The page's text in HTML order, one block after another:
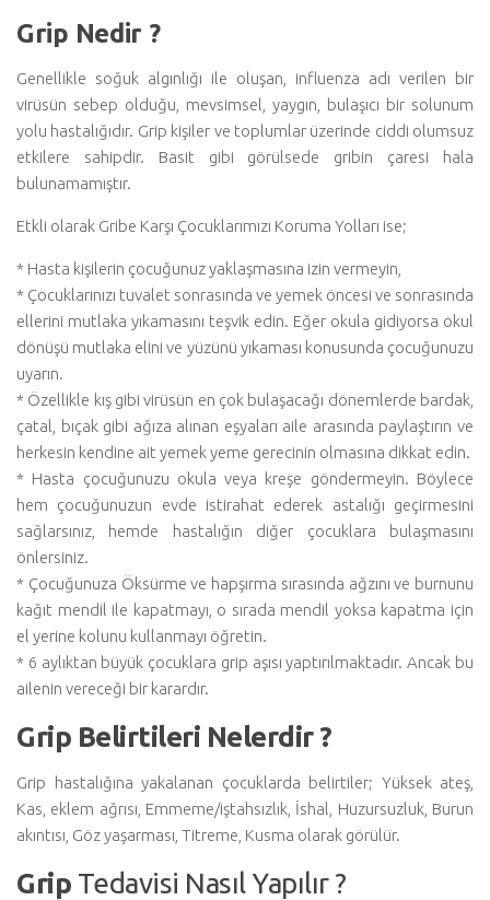
Grip Nedir ?
Genellikle soğuk algınlığı ile oluşan, influenza adı verilen bir
virüsün sebep olduğu, mevsimsel, yaygın, bulaşıcı bir solunum
yolu hastalığıdır. Grip kişiler ve toplumlar üzerinde ciddi olumsuz
etkilere sahipdir. Basit gibi görülsede gribin çaresi hala
bulunamamıştır.
Etkli olarak Gribe Karşı Çocuklarımızı Koruma Yolları ise;
* Hasta kişilerin çocuğunuz yaklaşmasına izin vermeyin,
* Çocuklarınızı tuvalet sonrasında ve yemek öncesi ve sonrasında
ellerini mutlaka yıkamasını teşvik edin. Eğer okula gidiyorsa okul
dönüşü mutlaka elini ve yüzünü yıkaması konusunda çocuğunuzu
uyarın.
* Özellikle kış gibi virüsün en çok bulaşacağı dönemlerde bardak,
çatal, bıçak gibi ağıza alınan eşyaları aile arasında paylaştırın ve
herkesin kendine ait yemek yeme gerecinin olmasına dikkat edin.
* Hasta çocuğunuzu okula veya kreşe göndermeyin. Böylece
hem çocuğunuzun evde istirahat ederek astalığı geçirmesini
sağlarsınız, hemde hastalığın diğer çocuklara bulaşmasını
önlersiniz.
* Çocuğunuza Öksürme ve hapşırma sırasında ağzını ve burnunu
kağıt mendil ile kapatmayı, o sırada mendil yoksa kapatma için
el yerine kolunu kullanmayı öğretin.
* 6 aylıktan büyük çocuklara grip aşısı yaptırılmaktadır. Ancak bu
ailenin vereceği bir karardır.
Grip Belirtileri Nelerdir ?
Grip hastalığına yakalanan çocuklarda belirtiler; Yüksek ateş,
Kas, eklem ağrısı, Emmeme/iştahsızlık, İshal, Huzursuzluk, Burun
akıntısı, Göz yaşarması, Titreme, Kusma olarak görülür.
Grip Tedavisi Nasıl Yapılır ?